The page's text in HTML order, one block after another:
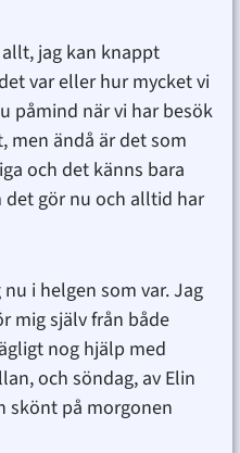
jag kan knappt
var eller hur mycket vi
påmind när vi har besök
men ändå är det som
och det känns bara
gör nu och alltid har
i helgen som var. Jag
mig själv från både
nog hjälp med
och söndag, av Elin
skönt på morgonen